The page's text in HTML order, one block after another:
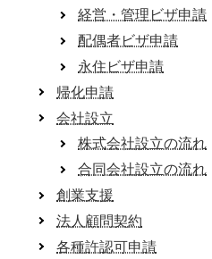
経営・管理ビザ申請
配偶者ビザ申請
永住ビザ申請
帰化申請
会社設立
株式会社設立の流れ
合同会社設立の流れ
創業支援
法人顧問契約
各種許認可申請